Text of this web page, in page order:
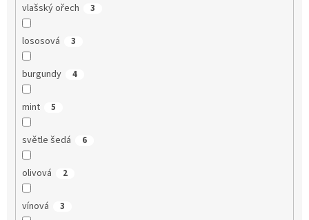
vlašský ořech 3
lososová 3
burgundy 4
mint 5
světle šedá 6
olivová 2
vínová 3